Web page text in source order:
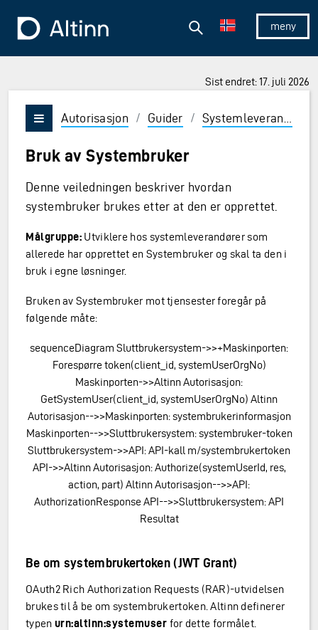
Vis/skjul
Søk
Sist endret: 17. juli 2026
Vis/skjul meny
Autorisasjon / Guider / Systemleverandør
Bruk av Systembruker
Denne veiledningen beskriver hvordan
systembruker brukes etter at den er opprettet.
Målgruppe: Utviklere hos systemleverandører som
allerede har opprettet en Systembruker og skal ta den i
bruk i egne løsninger.
Bruken av Systembruker mot tjensester foregår på
følgende måte:
sequenceDiagram Sluttbrukersystem->>+Maskinporten:
Forespørre token(client_id, systemUserOrgNo)
Maskinporten->>Altinn Autorisasjon:
GetSystemUser(client_id, systemUserOrgNo) Altinn
Autorisasjon-->>Maskinporten: systembrukerinformasjon
Maskinporten-->>Sluttbrukersystem: systembruker-token
Sluttbrukersystem->>API: API-kall m/systembrukertoken
API->>Altinn Autorisasjon: Authorize(systemUserId, res,
action, part) Altinn Autorisasjon-->>API:
AuthorizationResponse API-->>Sluttbrukersystem: API
Resultat
Be om systembrukertoken (JWT Grant)
OAuth2 Rich Authorization Requests (RAR)-utvidelsen
brukes til å be om systembrukertoken. Altinn definerer
typen urn:altinn:systemuser for dette formålet.